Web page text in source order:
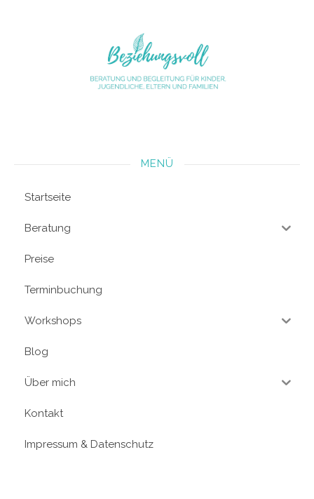
MENÜ
Startseite
Beratung
Preise
Terminbuchung
Workshops
Blog
Über mich
Kontakt
Impressum & Datenschutz